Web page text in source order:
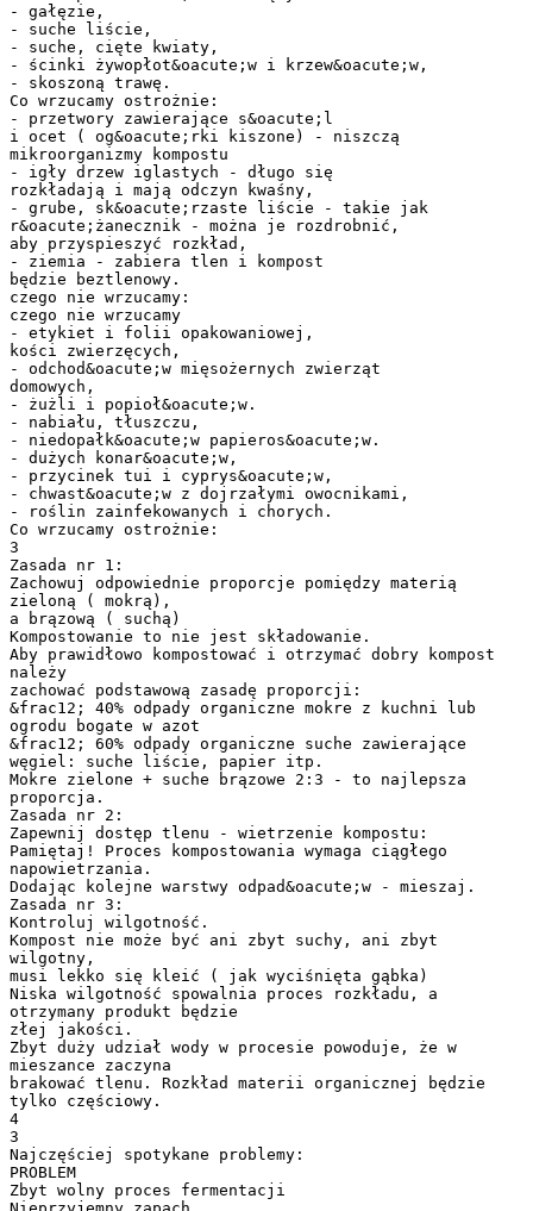
- gałęzie,
- suche liście,
- suche, cięte kwiaty,
- ścinki żywopłot&oacute;w i krzew&oacute;w,
- skoszoną trawę.
Co wrzucamy ostrożnie:
- przetwory zawierające s&oacute;l
i ocet ( og&oacute;rki kiszone) - niszczą
mikroorganizmy kompostu
- igły drzew iglastych - długo się
rozkładają i mają odczyn kwaśny,
- grube, sk&oacute;rzaste liście - takie jak
r&oacute;żanecznik - można je rozdrobnić,
aby przyspieszyć rozkład,
- ziemia - zabiera tlen i kompost
będzie beztlenowy.
czego nie wrzucamy:
czego nie wrzucamy
- etykiet i folii opakowaniowej,
kości zwierzęcych,
- odchod&oacute;w mięsożernych zwierząt
domowych,
- żużli i popioł&oacute;w.
- nabiału, tłuszczu,
- niedopałk&oacute;w papieros&oacute;w.
- dużych konar&oacute;w,
- przycinek tui i cyprys&oacute;w,
- chwast&oacute;w z dojrzałymi owocnikami,
- roślin zainfekowanych i chorych.
Co wrzucamy ostrożnie:
3
Zasada nr 1:
Zachowuj odpowiednie proporcje pomiędzy materią
zieloną ( mokrą),
a brązową ( suchą)
Kompostowanie to nie jest składowanie.
Aby prawidłowo kompostować i otrzymać dobry kompost
należy
zachować podstawową zasadę proporcji:
&frac12; 40% odpady organiczne mokre z kuchni lub
ogrodu bogate w azot
&frac12; 60% odpady organiczne suche zawierające
węgiel: suche liście, papier itp.
Mokre zielone + suche brązowe 2:3 - to najlepsza
proporcja.
Zasada nr 2:
Zapewnij dostęp tlenu - wietrzenie kompostu:
Pamiętaj! Proces kompostowania wymaga ciągłego
napowietrzania.
Dodając kolejne warstwy odpad&oacute;w - mieszaj.
Zasada nr 3:
Kontroluj wilgotność.
Kompost nie może być ani zbyt suchy, ani zbyt
wilgotny,
musi lekko się kleić ( jak wyciśnięta gąbka)
Niska wilgotność spowalnia proces rozkładu, a
otrzymany produkt będzie
złej jakości.
Zbyt duży udział wody w procesie powoduje, że w
mieszance zaczyna
brakować tlenu. Rozkład materii organicznej będzie
tylko częściowy.
4
3
Najczęściej spotykane problemy:
PROBLEM
Zbyt wolny proces fermentacji